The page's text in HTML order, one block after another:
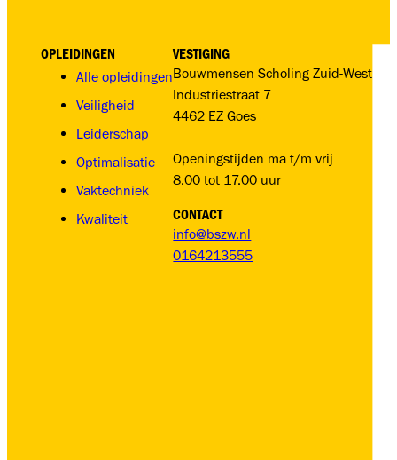
OPLEIDINGEN
Alle opleidingen
Veiligheid
Leiderschap
Optimalisatie
Vaktechniek
Kwaliteit
VESTIGING
Bouwmensen Scholing Zuid-West
Industriestraat 7
4462 EZ Goes
Openingstijden ma t/m vrij
8.00 tot 17.00 uur
CONTACT
info@bszw.nl
0164213555